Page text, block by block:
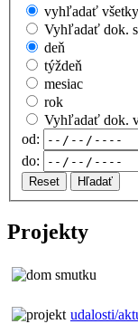
vyhľadať
Vyhľadať dok.
deň
týždeň
mesiac
rok
Vyhľadať dok.
od:
do:
Reset Hľadať
Projekty
udalosti/